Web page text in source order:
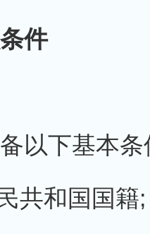
件
以下基本条
共和国国籍;